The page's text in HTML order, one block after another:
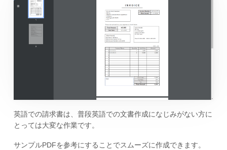
英語での請求書は、普段英語での文書作成になじみがない方に
とっては大変な作業です。
サンプルPDFを参考にすることでスムーズに作成できます。